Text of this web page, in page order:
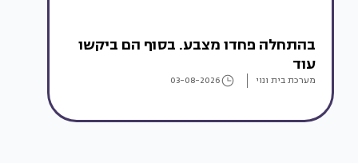
בהתחלה פחדו מצבע. בסוף הם ביקשו
עוד
מערכת בית ונוי 03-08-2026